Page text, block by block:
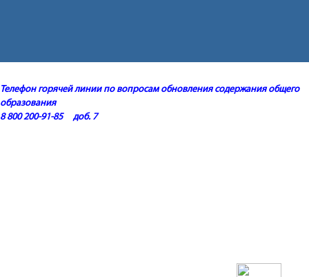
Телефон горячей линии по вопросам обновления содержания общего
образования
8 800 200-91-85 доб. 7